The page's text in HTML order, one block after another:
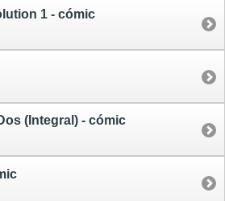
1 - cómic
(Integral) - cómic